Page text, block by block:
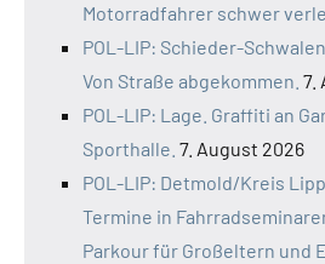
Motorradfahrer schwer
POL-LIP: Schieder-
Von Straße abgekommen. 7.
POL-LIP: Lage. Graffiti an
Sporthalle. 7. August 2026
POL-LIP: Detmold/Kreis
Termine in
Parkour für Großeltern und